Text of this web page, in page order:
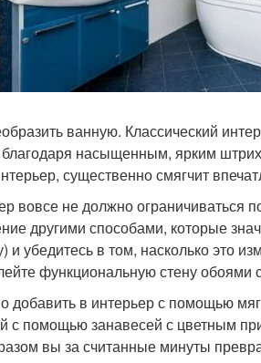
ванную. Классический
насыщенным, ярким
существенно смягчит
вовсе не должно ограничиваться
другими способами, которые
и убедитесь в том, насколько это
функциональную стену обоями
в интерьер с помощью
помощью занавесей с цветным
вы за считанные минуты